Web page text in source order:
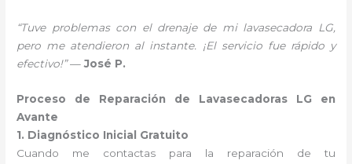
“Tuve problemas con el drenaje de mi lavasecadora LG,
pero me atendieron al instante. ¡El servicio fue rápido y
efectivo!”—José P.
Proceso de Reparación de Lavasecadoras LG en
Avante
1. Diagnóstico Inicial Gratuito
Cuando me contactas para la reparación de tu